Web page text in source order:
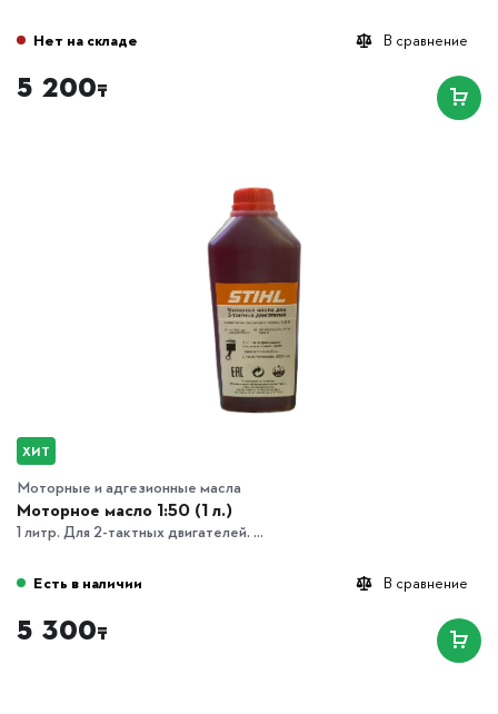
В сравнение
Нет на складе
5 200₸
ХИТ
Моторные и адгезионные масла
Моторное масло 1:50 (1 л.)
1 литр. Для 2-тактных двигателей. ...
В сравнение
Есть в наличии
5 300₸